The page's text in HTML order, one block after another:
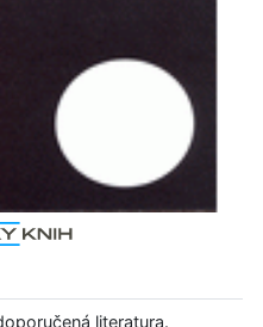
literatura.